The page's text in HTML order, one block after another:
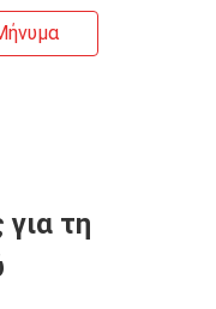
τη